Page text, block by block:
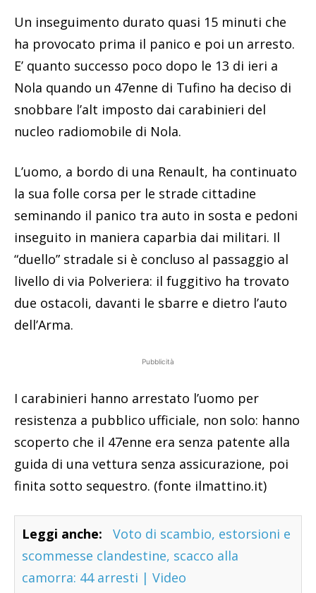
Un inseguimento durato quasi 15 minuti che
ha provocato prima il panico e poi un arresto.
E’ quanto successo poco dopo le 13 di ieri a
Nola quando un 47enne di Tufino ha deciso di
snobbare l’alt imposto dai carabinieri del
nucleo radiomobile di Nola.
L’uomo, a bordo di una Renault, ha continuato
la sua folle corsa per le strade cittadine
seminando il panico tra auto in sosta e pedoni
inseguito in maniera caparbia dai militari. Il
“duello” stradale si è concluso al passaggio al
livello di via Polveriera: il fuggitivo ha trovato
due ostacoli, davanti le sbarre e dietro l’auto
dell’Arma.
Pubblicità
I carabinieri hanno arrestato l’uomo per
resistenza a pubblico ufficiale, non solo: hanno
scoperto che il 47enne era senza patente alla
guida di una vettura senza assicurazione, poi
finita sotto sequestro. (fonte ilmattino.it)
Leggi anche:
Voto di scambio, estorsioni e
scommesse clandestine, scacco alla
camorra: 44 arresti | Video